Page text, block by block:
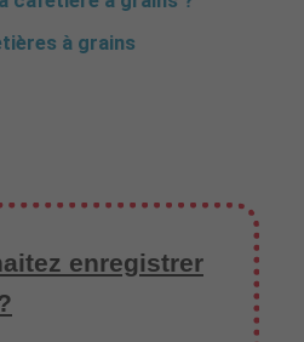
à grains
enregistrer